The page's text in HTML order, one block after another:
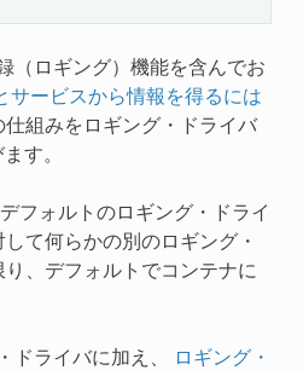
（ロギング）機能を含んでお
サービスから情報を得るには
組みをロギング・ドライバ
す。
フォルトのロギング・ドライ
て何らかの別のロギング・
り、デフォルトでコンテナに
ドライバに加え、
ロギング・